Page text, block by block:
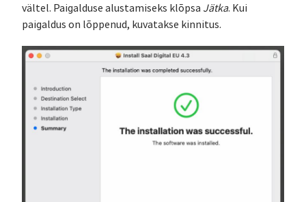
vältel. Paigalduse alustamiseks klõpsa Jätka. Kui
paigaldus on lõppenud, kuvatakse kinnitus.